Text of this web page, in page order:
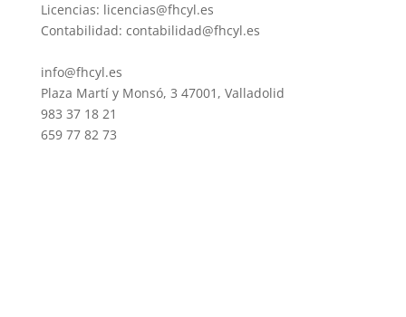
Licencias: licencias@fhcyl.es
Contabilidad: contabilidad@fhcyl.es
info@fhcyl.es
Plaza Martí y Monsó, 3 47001, Valladolid
983 37 18 21
659 77 82 73